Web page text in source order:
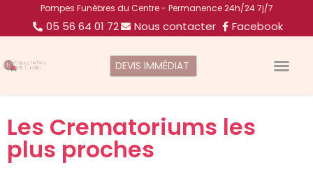
Pompes Funèbres du Centre - Permanence 24h/24 7j/7
05 56 64 01 72 Nous contacter Facebook
DEVIS IMMÉDIAT
Les Crematoriums les
plus proches